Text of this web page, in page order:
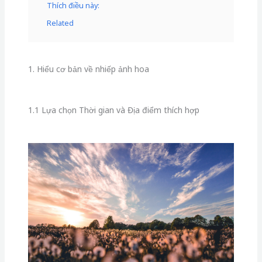
Thích điều này:
Related
1. Hiểu cơ bản về nhiếp ảnh hoa
1.1 Lựa chọn Thời gian và Địa điểm thích hợp